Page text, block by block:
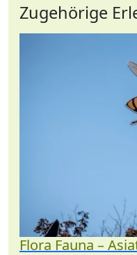
Zugehörige
Flora Fauna –